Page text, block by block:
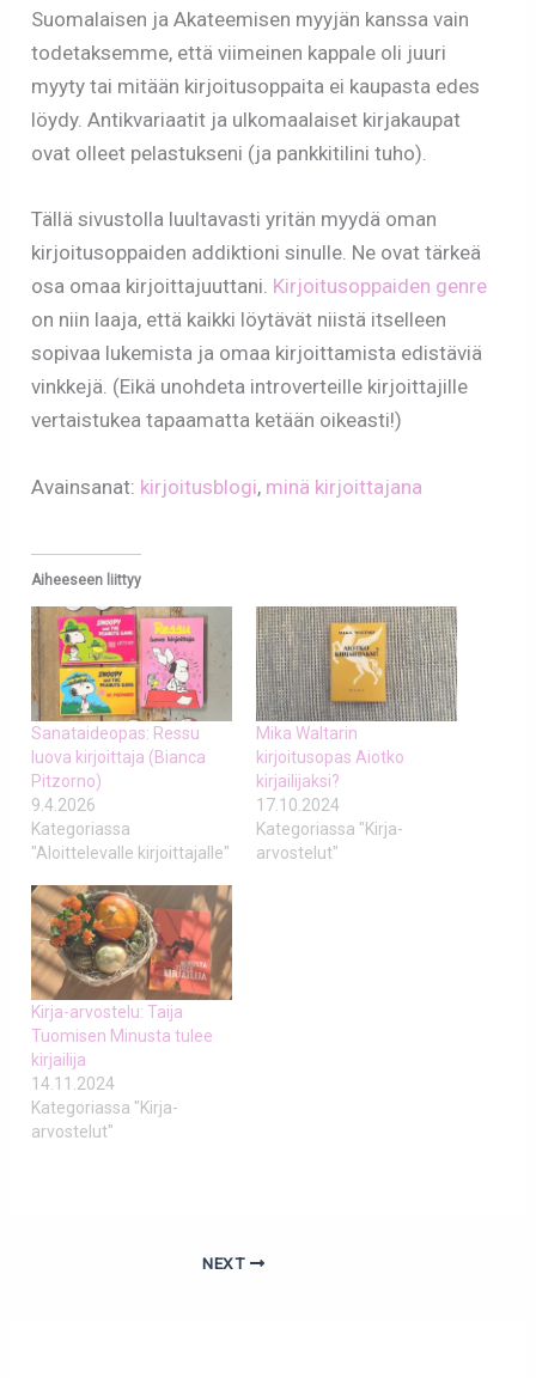
Suomalaisen ja Akateemisen myyjän kanssa vain
todetaksemme, että viimeinen kappale oli juuri
myyty tai mitään kirjoitusoppaita ei kaupasta edes
löydy. Antikvariaatit ja ulkomaalaiset kirjakaupat
ovat olleet pelastukseni (ja pankkitilini tuho).
Tällä sivustolla luultavasti yritän myydä oman
kirjoitusoppaiden addiktioni sinulle. Ne ovat tärkeä
osa omaa kirjoittajuuttani. Kirjoitusoppaiden genre
on niin laaja, että kaikki löytävät niistä itselleen
sopivaa lukemista ja omaa kirjoittamista edistäviä
vinkkejä. (Eikä unohdeta introverteille kirjoittajille
vertaistukea tapaamatta ketään oikeasti!)
Avainsanat: kirjoitusblogi, minä kirjoittajana
Aiheeseen liittyy
Sanataideopas: Ressu
luova kirjoittaja (Bianca
Pitzorno)
9.4.2026
Kategoriassa
"Aloittelevalle kirjoittajalle"
Mika Waltarin
kirjoitusopas Aiotko
kirjailijaksi?
17.10.2024
Kategoriassa "Kirja-
arvostelut"
Kirja-arvostelu: Taija
Tuomisen Minusta tulee
kirjailija
14.11.2024
Kategoriassa "Kirja-
arvostelut"
NEXT